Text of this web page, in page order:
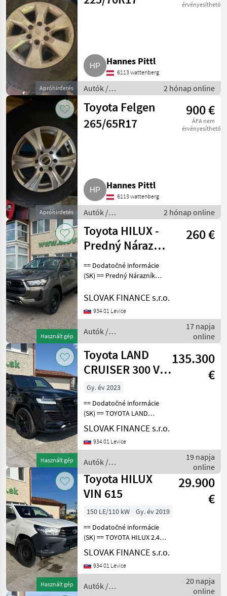
Apróhirdetés
érvényesíthető
Hannes Pittl
6113 wattenberg
Autók /
Motorkerékpárok /
Autó
2 hónap online
Apróhirdetés
Toyota Felgen
265/65R17
900 €
ÁFA nem
érvényesíthető
Hannes Pittl
6113 wattenberg
Autók /
Motorkerékpárok /
Autó
2 hónap online
Használt gép
Toyota HILUX -
Predný Nárazník
komplet -
MASKA na
260 €
== Dodatočné informácie
(SK) == Predný Nárazník
TOYOTA HILUX= 850 EUR
Autó
SLOVAK FINANCE s.r.o.
934 01 Levice
Autók /
Motorkerékpárok /
Toyota
17 napja
online
Használt gép
Toyota LAND
CRUISER 300 VIN
466
135.300
€
Gy. év 2023
== Dodatočné informácie
(SK) == TOYOTA LAND
CRUISER 300 4x4 r.v.
06/2023, 57.500 km, EURO
6d, 3445 cm3, 305 kW,
sedenie, centrálne zamyk
SLOVAK FINANCE s.r.o.
934 01 Levice
Autók /
Motorkerékpárok /
Toyota
19 napja
online
Használt gép
Toyota HILUX
VIN 615
29.900
€
150 LE/110 kW
Gy. év 2019
== Dodatočné informácie
(SK) == TOYOTA HILUX 2.4
diesel 4X4 Double Cab r.v.
09/2019, 45132 km, EURO 6,
2393 cm3, 110 kW,
elektrické okná,
SLOVAK FINANCE s.r.o.
934 01 Levice
Autók /
20 napja
online